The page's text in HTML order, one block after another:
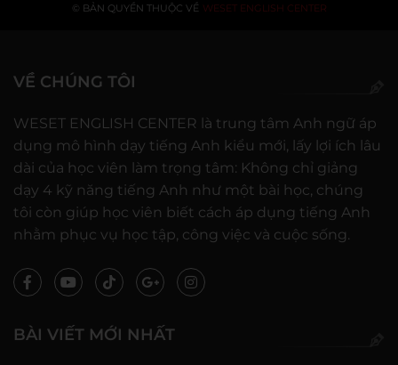
© BẢN QUYỀN THUỘC VỀ WESET ENGLISH CENTER
VỀ CHÚNG TÔI
WESET ENGLISH CENTER là trung tâm Anh ngữ áp
dụng mô hình dạy tiếng Anh kiểu mới, lấy lợi ích lâu
dài của học viên làm trọng tâm: Không chỉ giảng
dạy 4 kỹ năng tiếng Anh như một bài học, chúng
tôi còn giúp học viên biết cách áp dụng tiếng Anh
nhằm phục vụ học tập, công việc và cuộc sống.
BÀI VIẾT MỚI NHẤT